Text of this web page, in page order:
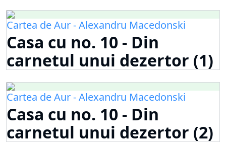
Cartea de Aur - Alexandru Macedonski
Casa cu no. 10 - Din
carnetul unui dezertor (1)
Cartea de Aur - Alexandru Macedonski
Casa cu no. 10 - Din
carnetul unui dezertor (2)